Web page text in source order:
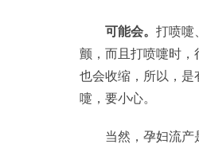
可能会。 打喷嚏
颤，而且打喷嚏时，
也会收缩，所以，是
嚏，要小心。
当然，孕妇流